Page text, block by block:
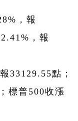
，報
，報
33129.55點；
標普500收漲